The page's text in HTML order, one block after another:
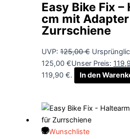
Easy Bike Fix
cm mit
Zurrschiene
UVP: 125,00€
125,00 €Unser Preis:
119,90 €.
In den
Wunschliste